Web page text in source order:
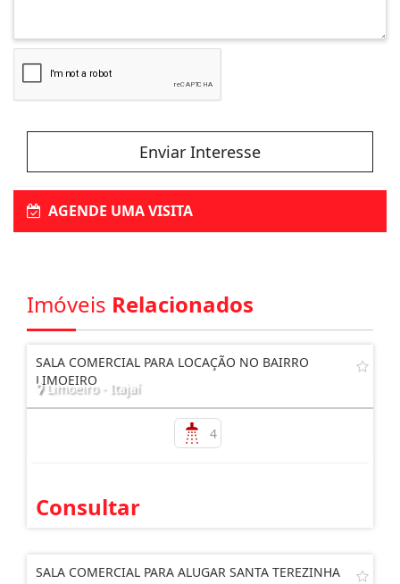
Enviar Interesse
AGENDE UMA VISITA
Imóveis Relacionados
SALA COMERCIAL PARA LOCAÇÃO NO BAIRRO
LIMOEIRO
Limoeiro - Itajaí
4
Consultar
SALA COMERCIAL PARA ALUGAR SANTA TEREZINHA